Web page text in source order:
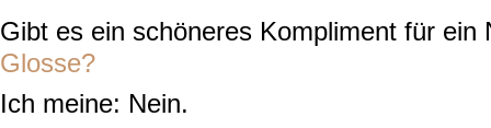
Gibt es ein schöneres Kompliment für
Glosse?
Ich meine: Nein.